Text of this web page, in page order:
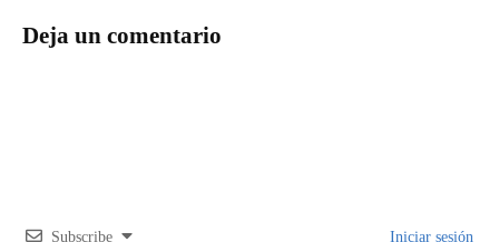
Deja un comentario
Subscribe Iniciar sesión